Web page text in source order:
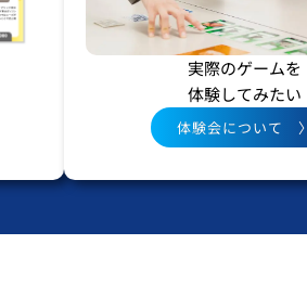
実際のゲームを
体験してみたい
体験会について 〉